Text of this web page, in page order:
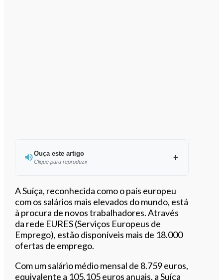
Ouça este artigo
Clique para reproduzir
Ouvir este artigo
A Suíça, reconhecida como o país europeu
com os salários mais elevados do mundo, está
à procura de novos trabalhadores. Através
da rede EURES (Serviços Europeus de
Emprego), estão disponíveis mais de 18.000
ofertas de emprego.
Com um salário médio mensal de 8.759 euros,
equivalente a 105.105 euros anuais, a Suíça